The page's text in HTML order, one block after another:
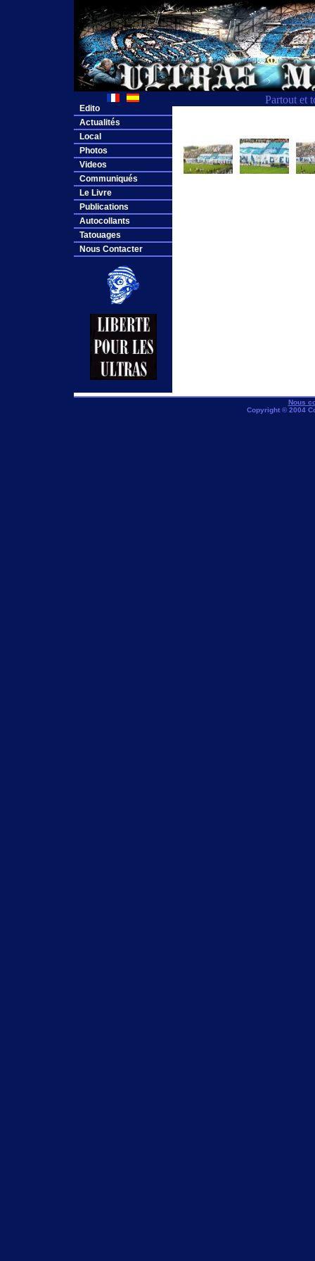
Partout et
Edito
Actualités
Local
Photos
Videos
Communiqués
Le Livre
Publications
Autocollants
Tatouages
Nous Contacter
Nous
Copyright © 2004